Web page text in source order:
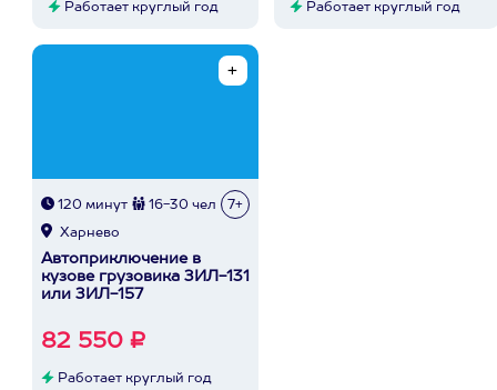
Работает круглый год Работает круглый год
120 минут 16-30 чел 7+
Харнево
Автоприключение в
кузове грузовика ЗИЛ-131
или ЗИЛ-157
82 550 ₽
Работает круглый год